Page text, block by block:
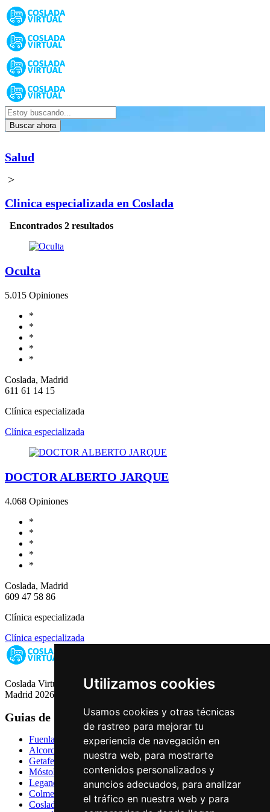
Utilizamos cookies
Usamos cookies y otras técnicas
de rastreo para mejorar tu
experiencia de navegación en
nuestra web, para mostrarte
contenidos personalizados y
anuncios adecuados, para analizar
el tráfico en nuestra web y para
Buscar ahora
Salud
>
Clinica especializada en Coslada
Encontrados 2 resultados
Oculta
5.015 Opiniones
*
*
*
*
*
Coslada, Madrid
611 61 14 15
Clínica especializada
Clínica especializada
DOCTOR ALBERTO JARQUE
4.068 Opiniones
*
*
*
*
*
Coslada, Madrid
609 47 58 86
Clínica especializada
Clínica especializada
Coslada Virtual: Guia de Empresas, Ocio y Servicios de Coslada,
Madrid 2026
Guias de Ciudades
Fuenlabrada
Alcorcón
Getafe
Móstoles
Leganés
Colmenar Viejo
Coslada